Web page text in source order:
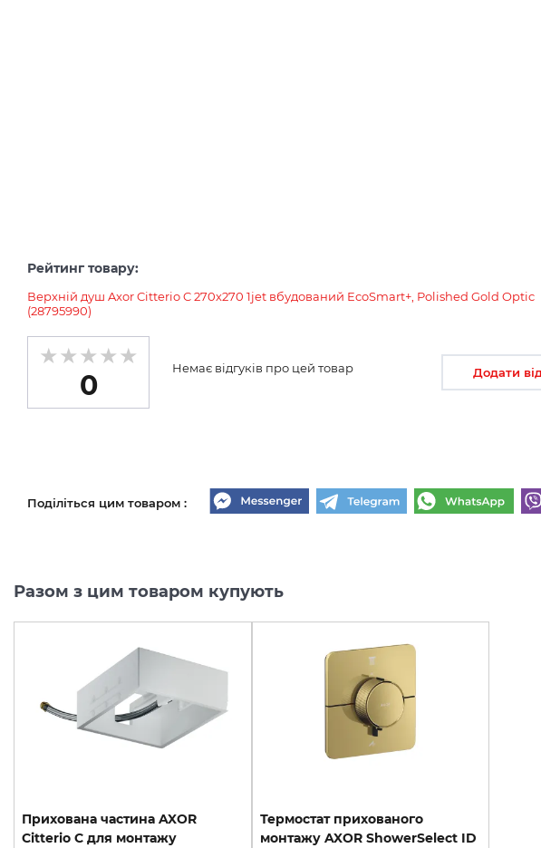
Рейтинг товару:
Верхній душ Axor Citterio C 270х270 1jet вбудований EcoSmart+, Polished Gold Optic
(28795990)
0
Немає відгуків про цей товар Додати
Поділіться цим товаром :
Разом з цим товаром купують
Прихована частина AXOR
Citterio C для монтажу
Термостат прихованого
монтажу AXOR ShowerSelect ID